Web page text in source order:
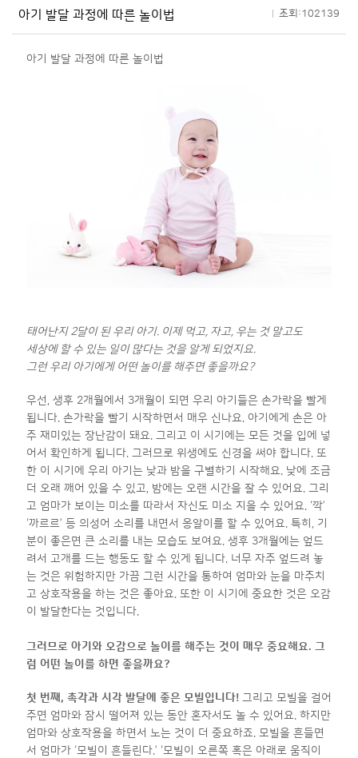
아기 발달 과정에 따른 놀이법 조회:102139
아기 발달 과정에 따른 놀이법
태어난지 2달이 된 우리 아기. 이제 먹고, 자고, 우는 것 말고도
세상에 할 수 있는 일이 많다는 것을 알게 되었지요.
그런 우리 아기에게 어떤 놀이를 해주면 좋을까요?
우선, 생후 2개월에서 3개월이 되면 우리 아기들은 손가락을 빨게
됩니다. 손가락을 빨기 시작하면서 매우 신나요. 아기에게 손은 아
주 재미있는 장난감이 돼요. 그리고 이 시기에는 모든 것을 입에 넣
어서 확인하게 됩니다. 그러므로 위생에도 신경을 써야 합니다. 또
한 이 시기에 우리 아기는 낮과 밤을 구별하기 시작해요. 낮에 조금
더 오래 깨어 있을 수 있고, 밤에는 오랜 시간을 잘 수 있어요. 그리
고 엄마가 보이는 미소를 따라서 자신도 미소 지을 수 있어요. ‘깍’
‘까르르’ 등 의성어 소리를 내면서 옹알이를 할 수 있어요. 특히, 기
분이 좋은면 큰 소리를 내는 모습도 보여요. 생후 3개월에는 엎드
려서 고개를 드는 행동도 할 수 있게 됩니다. 너무 자주 엎드려 놓
는 것은 위험하지만 가끔 그런 시간을 통하여 엄마와 눈을 마주치
고 상호작용을 하는 것은 좋아요. 또한 이 시기에 중요한 것은 오감
이 발달한다는 것입니다.
그러므로 아기와 오감으로 놀이를 해주는 것이 매우 중요해요. 그
럼 어떤 놀이를 하면 좋을까요?
첫 번째, 촉각과 시각 발달에 좋은 모빌입니다! 그리고 모빌을 걸어
주면 엄마와 잠시 떨어져 있는 동안 혼자서도 놀 수 있어요. 하지만
엄마와 상호작용을 하면서 노는 것이 더 중요하죠. 모빌을 흔들면
서 엄마가 ‘모빌이 흔들린다.’ ‘모빌이 오른쪽 혹은 아래로 움직이